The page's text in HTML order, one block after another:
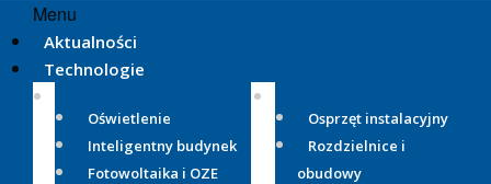
Menu
Aktualności
Technologie
Oświetlenie
Inteligentny budynek
Fotowoltaika i OZE
Osprzęt instalacyjny
Rozdzielnice i
obudowy